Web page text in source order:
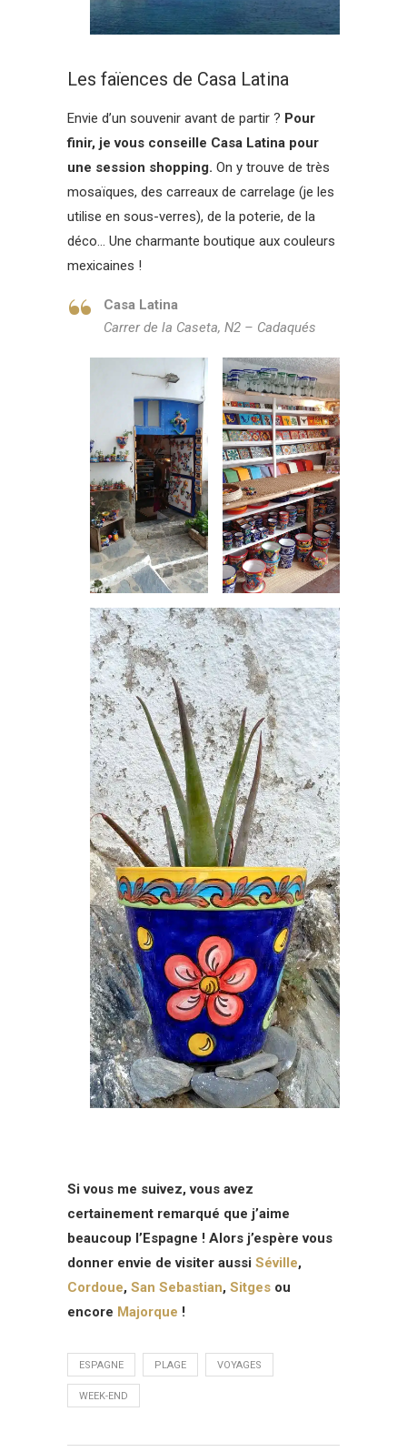
Les faïences de Casa Latina
Envie d’un souvenir avant de partir ? Pour
finir, je vous conseille Casa Latina pour
une session shopping. On y trouve de très
mosaïques, des carreaux de carrelage (je les
utilise en sous-verres), de la poterie, de la
déco… Une charmante boutique aux couleurs
mexicaines !
Casa Latina
Carrer de la Caseta, N2 – Cadaqués
Si vous me suivez, vous avez
certainement remarqué que j’aime
beaucoup l’Espagne ! Alors j’espère vous
donner envie de visiter aussi Séville,
Cordoue, San Sebastian, Sitges ou
encore Majorque !
ESPAGNE PLAGE VOYAGES
WEEK-END